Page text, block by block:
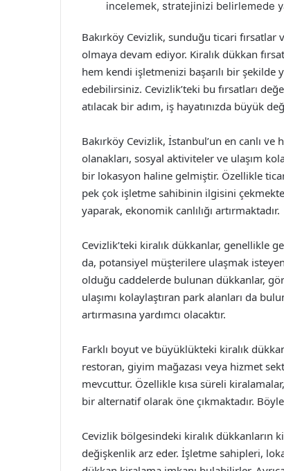
incelemek, stratejinizi belirlemede
Bakırköy Cevizlik, sunduğu ticari fırsatlar
olmaya devam ediyor. Kiralık dükkan
hem kendi işletmenizi başarılı bir şekilde
edebilirsiniz. Cevizlik’teki bu fırsatları
atılacak bir adım, iş hayatınızda büyük
Bakırköy Cevizlik, İstanbul’un en canlı
olanakları, sosyal aktiviteler ve ulaşım
bir lokasyon haline gelmiştir. Özellikle
pek çok işletme sahibinin ilgisini
yaparak, ekonomik canlılığı artırmaktadır.
Cevizlik’teki kiralık dükkanlar, genellikle
da, potansiyel müşterilere ulaşmak
olduğu caddelerde bulunan dükkanlar,
ulaşımı kolaylaştıran park alanları da
artırmasına yardımcı olacaktır.
Farklı boyut ve büyüklükteki kiralık
restoran, giyim mağazası veya hizmet
mevcuttur. Özellikle kısa süreli
bir alternatif olarak öne çıkmaktadır.
Cevizlik bölgesindeki kiralık dükkanların
değişkenlik arz eder. İşletme sahipleri,